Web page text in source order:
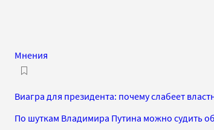
Мнения
Виагра для президента: почему слабеет
По шуткам Владимира Путина можно судить